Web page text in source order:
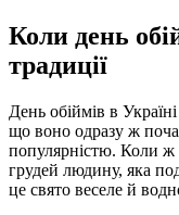
Коли день
традиції
День обіймів в
що воно одразу ж
популярністю. Коли ж
грудей людину, яка
це свято веселе й